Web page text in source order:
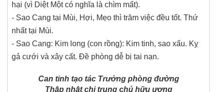
hại (vì Diệt Một có nghĩa là chìm mất).
- Sao Cang tại Mùi, Hợi, Mẹo thì trăm việc đều tốt. Thứ
nhất tại Mùi.
- Sao Cang: Kim long (con rồng): Kim tinh, sao xấu. Kỵ
gả cưới và xây cất. Đề phòng dễ bị tai nạn.
Can tinh tạo tác Trưởng phòng đường
Thập nhật chi trung chủ hữu ương